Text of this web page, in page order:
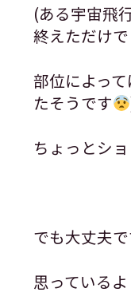
(ある宇宙飛
終えただけで
部位によっ
たそうです
ちょっとシ
でも大丈夫
思っている